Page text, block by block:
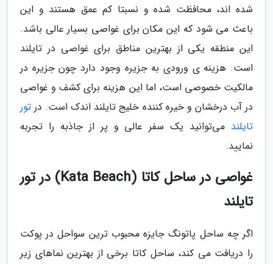
شده اند، محافظت شده و نسبتا کم عمق هستند و این
باعث می شود که این مکان برای غواصی بسیار عالی باشد.
این منطقه یکی از بهترین مناطق برای غواصی در تایلند
است. هزینه ی ورودی به جزیره وجود دارد چون جزیره در
مالکیت خصوصی است، اما این هزینه برای کشف و غواصی
در آب درخشان و خیره کننده خلیج تایلند اندک است. در تور
تایلند می‌توانید یک سفر عالی و پر از جاذبه را تجربه
نمایید.
غواصی در ساحل کاتا (Kata Beach) در تور
تایلند
اگر چه ساحل پاتونگ جایزه محبوب ترین سواحل در پوکت
را دریافت می کند، ساحل کاتا برخی از بهترین نماهای زیر